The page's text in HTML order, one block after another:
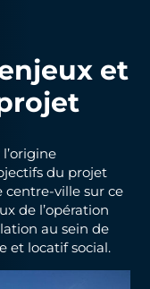
et
du projet
ville sur ce
de l’opération
au sein de
et locatif social.